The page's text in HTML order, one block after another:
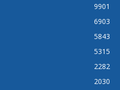
9901
6903
5843
5315
2282
2030